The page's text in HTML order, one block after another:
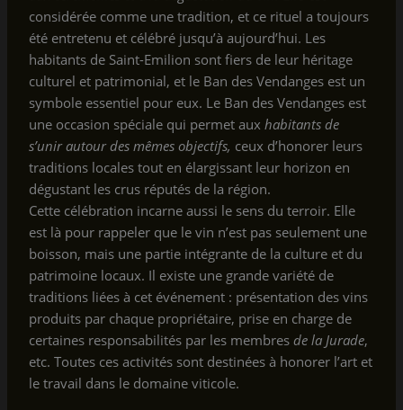
considérée comme une tradition, et ce rituel a toujours
été entretenu et célébré jusqu’à aujourd’hui. Les
habitants de Saint-Emilion sont fiers de leur héritage
culturel et patrimonial, et le Ban des Vendanges est un
symbole essentiel pour eux. Le Ban des Vendanges est
une occasion spéciale qui permet aux habitants de
s’unir autour des mêmes objectifs, ceux d’honorer leurs
traditions locales tout en élargissant leur horizon en
dégustant les crus réputés de la région.
Cette célébration incarne aussi le sens du terroir. Elle
est là pour rappeler que le vin n’est pas seulement une
boisson, mais une partie intégrante de la culture et du
patrimoine locaux. Il existe une grande variété de
traditions liées à cet événement : présentation des vins
produits par chaque propriétaire, prise en charge de
certaines responsabilités par les membres de la Jurade,
etc. Toutes ces activités sont destinées à honorer l’art et
le travail dans le domaine viticole.